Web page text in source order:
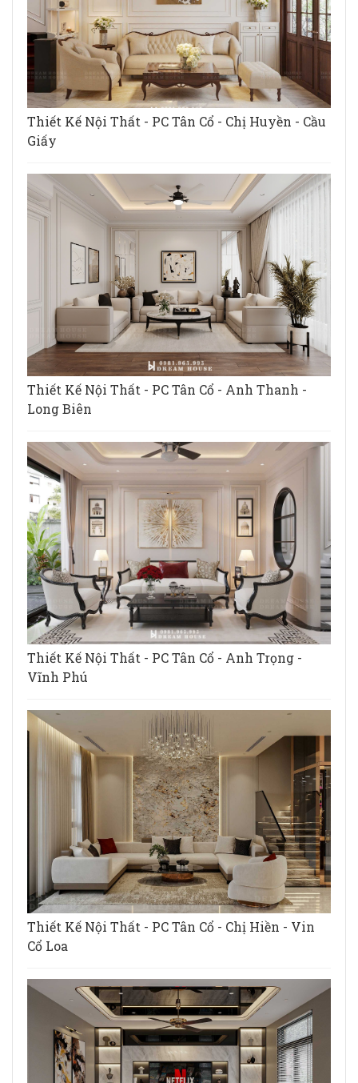
Thiết Kế Nội Thất - PC Tân Cổ - Chị Huyền - Cầu
Giấy
Thiết Kế Nội Thất - PC Tân Cổ - Anh Thanh -
Long Biên
Thiết Kế Nội Thất - PC Tân Cổ - Anh Trọng -
Vĩnh Phú
Thiết Kế Nội Thất - PC Tân Cổ - Chị Hiền - Vin
Cổ Loa